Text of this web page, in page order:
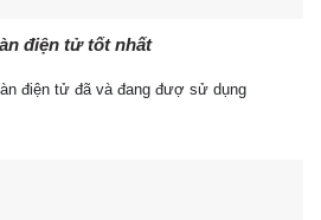
điện tử tốt nhất
điện tử đã và đang đượ sử dụng